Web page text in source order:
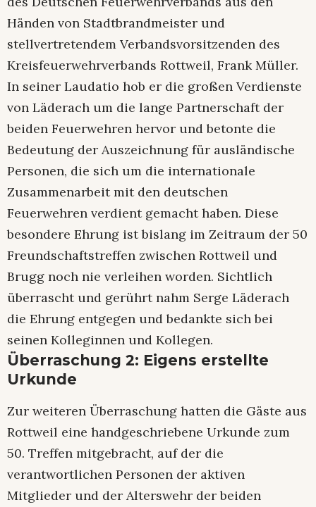
Händen von Stadtbrandmeister und
stellvertretendem Verbandsvorsitzenden des
Kreisfeuerwehrverbands Rottweil, Frank Müller.
In seiner Laudatio hob er die großen Verdienste
von Läderach um die lange Partnerschaft der
beiden Feuerwehren hervor und betonte die
Bedeutung der Auszeichnung für ausländische
Personen, die sich um die internationale
Zusammenarbeit mit den deutschen
Feuerwehren verdient gemacht haben. Diese
besondere Ehrung ist bislang im Zeitraum der 50
Freundschaftstreffen zwischen Rottweil und
Brugg noch nie verleihen worden. Sichtlich
überrascht und gerührt nahm Serge Läderach
die Ehrung entgegen und bedankte sich bei
seinen Kolleginnen und Kollegen.
Überraschung 2: Eigens erstellte
Urkunde
Zur weiteren Überraschung hatten die Gäste aus
Rottweil eine handgeschriebene Urkunde zum
50. Treffen mitgebracht, auf der die
verantwortlichen Personen der aktiven
Mitglieder und der Alterswehr der beiden